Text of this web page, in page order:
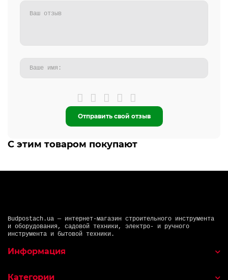
Отправить свой отзыв
С этим товаром покупают
Budpostach.ua — интернет-магазин строительного инструмента
и оборудования, садовой техники, электро- и ручного
инструмента и бытовой техники.
Информация
Категории